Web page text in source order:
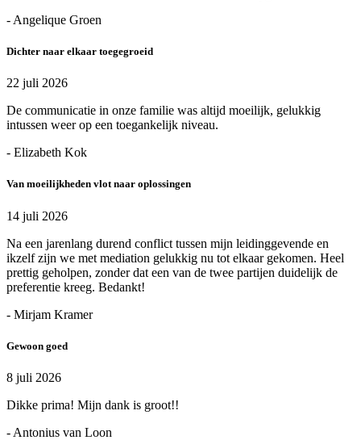
- Angelique Groen
Dichter naar elkaar toegegroeid
22 juli 2026
De communicatie in onze familie was altijd moeilijk, gelukkig
intussen weer op een toegankelijk niveau.
- Elizabeth Kok
Van moeilijkheden vlot naar oplossingen
14 juli 2026
Na een jarenlang durend conflict tussen mijn leidinggevende en
ikzelf zijn we met mediation gelukkig nu tot elkaar gekomen. Heel
prettig geholpen, zonder dat een van de twee partijen duidelijk de
preferentie kreeg. Bedankt!
- Mirjam Kramer
Gewoon goed
8 juli 2026
Dikke prima! Mijn dank is groot!!
- Antonius van Loon